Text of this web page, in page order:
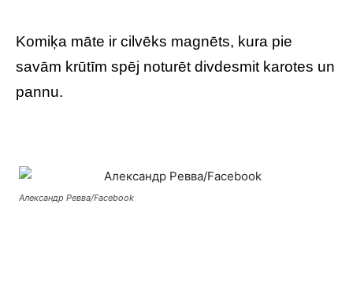
Komiķa māte ir cilvēks magnēts, kura pie
savām krūtīm spēj noturēt divdesmit karotes un
pannu.
Александр Ревва/Facebook